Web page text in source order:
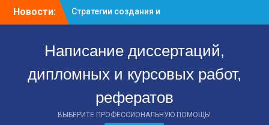
Новости:
предприятиями:
ключевые аспекты
и управления
вексельным портфелем
банка: путь к финансовой
стабильности
Эффект международных
стандартов: как
Написание диссертаций,
дипломных и курсовых работ,
рефератов
ВЫБЕРИТЕ ПРОФЕССИОНАЛЬНУЮ ПОМОЩЬ!